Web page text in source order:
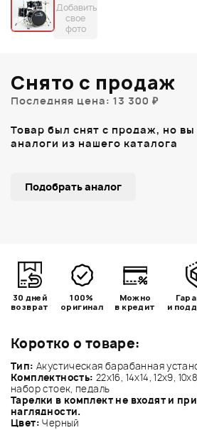
Добавить
свое
фото
Коротко о товаре:
Тип: Акустическая барабанная
Комплектность: 22x16, 14x14, 12x9,
набор стоек, педаль
Тарелки в комплект не входят и
наглядности.
Цвет: Черный
Снято с продаж
Последняя цена: 13 300 ₽
Товар был снят с продаж, но
аналоги из нашего каталога
Подобрать аналог
30 дней
возврат
100%
оригинал
Можно
в кредит
и